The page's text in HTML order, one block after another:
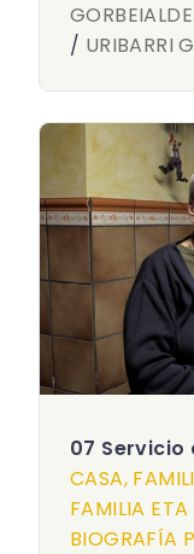
/ URIBARRI
07
CASA,
FAMILIA
BIOGRAFÍA